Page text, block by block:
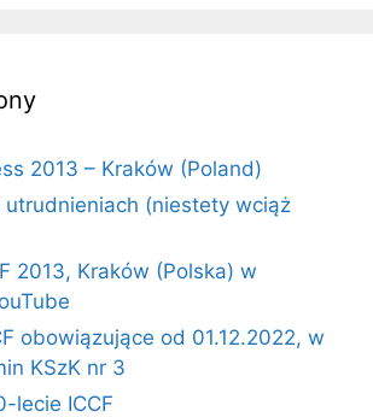
2013 – Kraków (Poland)
utrudnieniach (niestety wciąż
2013, Kraków (Polska) w
obowiązujące od 01.12.2022, w
KSzK nr 3
lecie ICCF